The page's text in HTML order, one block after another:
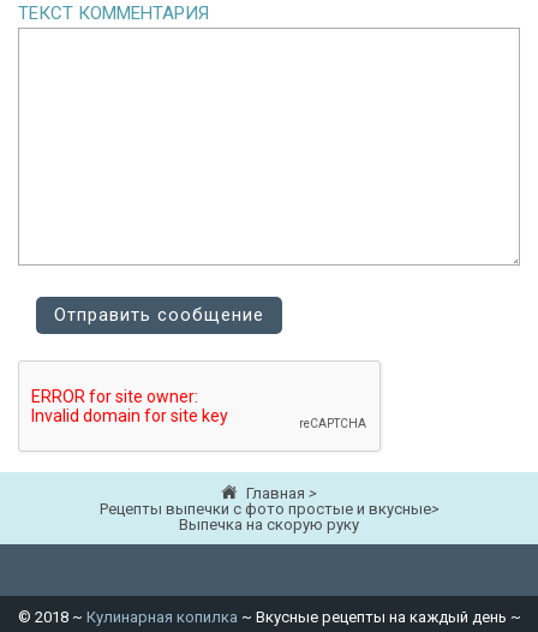
ТЕКСТ КОММЕНТАРИЯ
Главная >
Рецепты выпечки с фото простые и вкусные>
Выпечка на скорую руку
© 2018~ Кулинарная копилка ~ Вкусные рецепты на каждый день ~